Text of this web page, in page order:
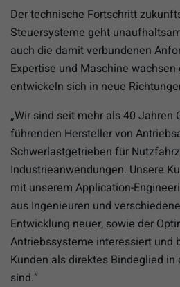
Der technische Fortschritt
Steuersysteme geht
auch die damit verbundenen
Expertise und Maschine
entwickeln sich in neue
„Wir sind seit mehr als 40 Jahren
führenden Hersteller von
Schwerlastgetrieben für
Industrieanwendungen. Unsere
mit unserem Application-
aus Ingenieuren und
Entwicklung neuer, sowie der
Antriebssysteme interessiert und
Kunden als direktes Bindeglied
sind.“